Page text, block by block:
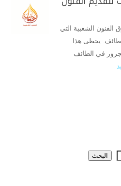
الشعبية التي
الطائف. يحظى هذا
في الطائف
البحث